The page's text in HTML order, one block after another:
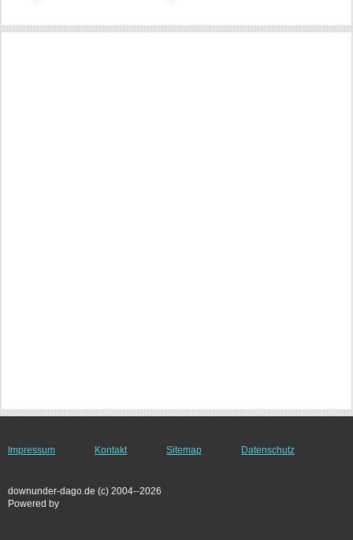
Impressum Kontakt Sitemap Datenschutz
downunder-dago.de (c) 2004--2026
Powered by